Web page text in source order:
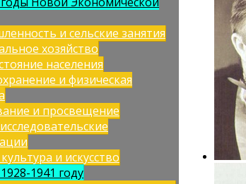
и сельские занятия
хозяйство
населения
и физическая
и просвещение
и искусство
1941 году